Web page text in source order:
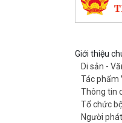
Giới thiệu
Di sản -
Tác phẩm
Thông tin
Tổ chức
Người